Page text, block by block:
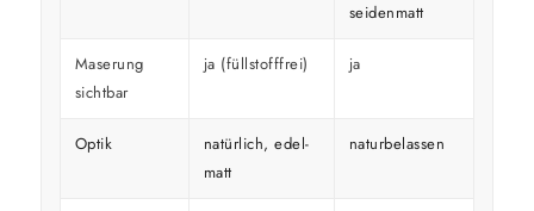
seidenmatt
Maserung
sichtbar
ja (füllstofffrei) ja
Optik
natürlich, edel-
matt
naturbelassen